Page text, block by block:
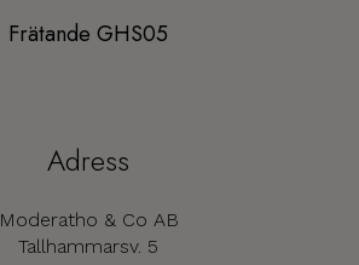
Frätande GHS05
Adress
Moderatho & Co AB
Tallhammarsv. 5